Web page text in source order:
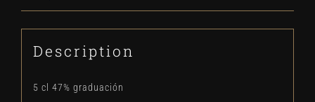
Description
5 cl 47% graduación